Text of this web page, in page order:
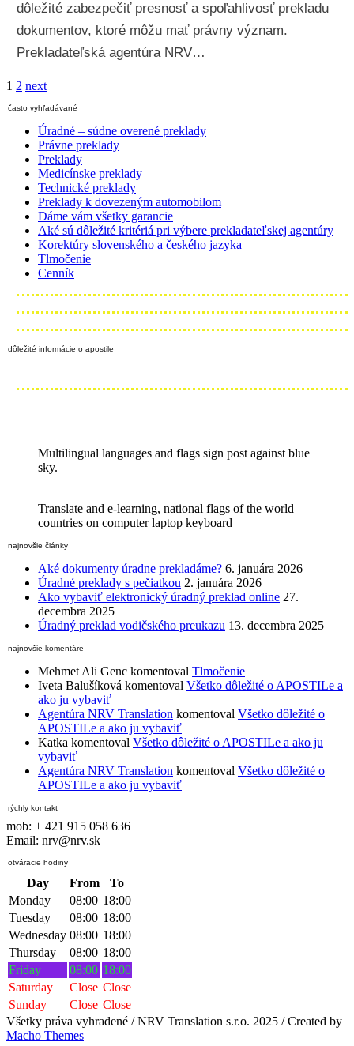
dôležité zabezpečiť presnosť a spoľahlivosť prekladu
dokumentov, ktoré môžu mať právny význam.
Prekladateľská agentúra NRV…
Stránkovanie
Príspevkov
1 2 next
často vyhľadávané
Úradné – súdne overené preklady
Právne preklady
Preklady
Medicínske preklady
Technické preklady
Preklady k dovezeným automobilom
Dáme vám všetky garancie
Aké sú dôležité kritériá pri výbere prekladateľskej agentúry
Korektúry slovenského a českého jazyka
Tlmočenie
Cenník
dôležité informácie o apostile
Multilingual languages and flags sign post against blue
sky.
Translate and e-learning, national flags of the world
countries on computer laptop keyboard
najnovšie články
Aké dokumenty úradne prekladáme? 6. januára 2026
Úradné preklady s pečiatkou 2. januára 2026
Ako vybaviť elektronický úradný preklad online 27.
decembra 2025
Úradný preklad vodičského preukazu 13. decembra 2025
najnovšie komentáre
Mehmet Ali Genc komentoval Tlmočenie
Iveta Balušíková komentoval Všetko dôležité o APOSTILe a
ako ju vybaviť
Agentúra NRV Translation komentoval Všetko dôležité o
APOSTILe a ako ju vybaviť
Katka komentoval Všetko dôležité o APOSTILe a ako ju
vybaviť
Agentúra NRV Translation komentoval Všetko dôležité o
APOSTILe a ako ju vybaviť
rýchly kontakt
mob: + 421 915 058 636
Email: nrv@nrv.sk
otváracie hodiny
Day From
To
Monday
08:00 18:00
Tuesday
08:00 18:00
Wednesday 08:00 18:00
Thursday
08:00 18:00
Friday
08:00 18:00
Saturday
Close Close
Sunday
Close Close
Všetky práva vyhradené / NRV Translation s.r.o. 2025 / Created by
Macho Themes